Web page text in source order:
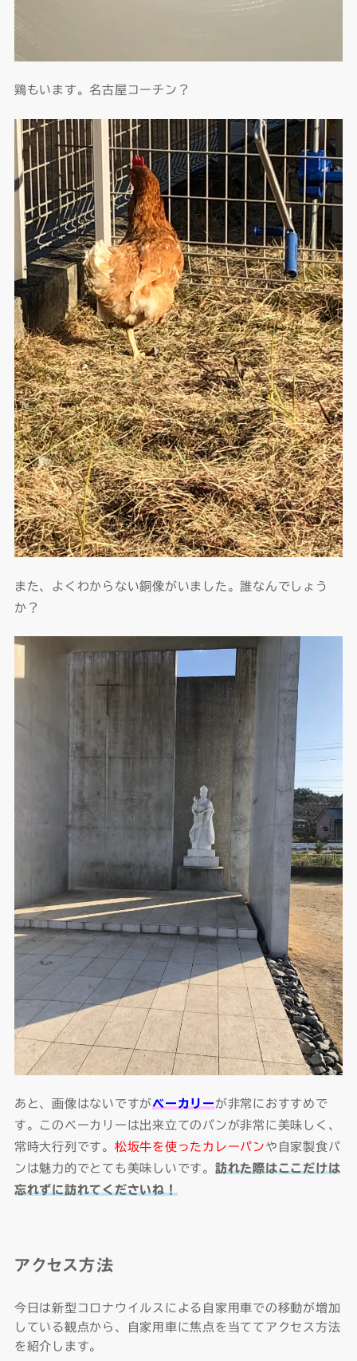
鶏もいます。名古屋コーチン？
また、よくわからない銅像がいました。誰なんでしょう
か？
あと、画像はないですがベーカリーが非常におすすめで
す。このベーカリーは出来立てのパンが非常に美味しく、
常時大行列です。 松坂牛を使ったカレーパン や自家製食パ
ンは魅力的でとても美味しいです。 訪れた際はここだけは
忘れずに訪れてくださいね！
アクセス方法
今日は新型コロナウイルスによる自家用車での移動が増加
している観点から、自家用車に焦点を当ててアクセス方法
を紹介します。